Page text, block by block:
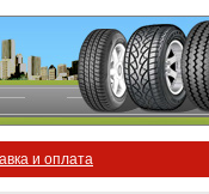
и оплата